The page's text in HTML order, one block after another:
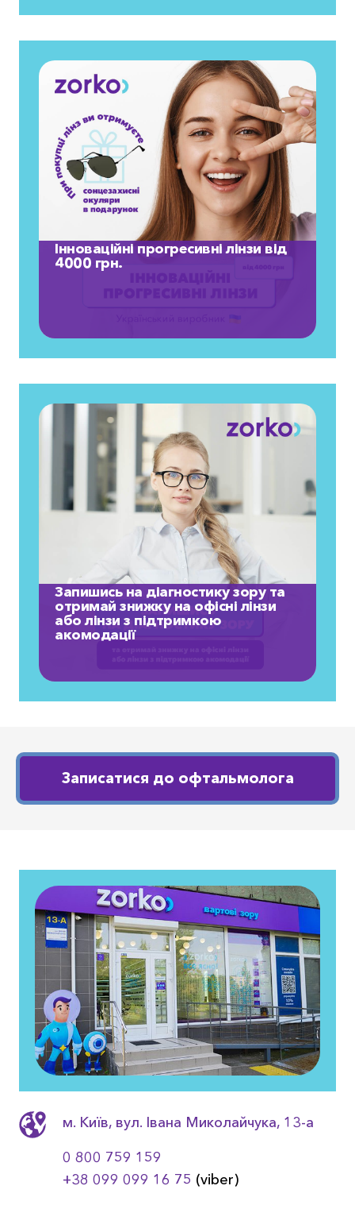
Інноваційні прогресивні лінзи від
4000 грн.
Запишись на діагностику зору та
отримай знижку на офісні лінзи
або лінзи з підтримкою
акомодації
Записатися до офтальмолога
м. Київ, вул. Івана Миколайчука, 13-a
0 800 759 159
+38 099 099 16 75 (viber)